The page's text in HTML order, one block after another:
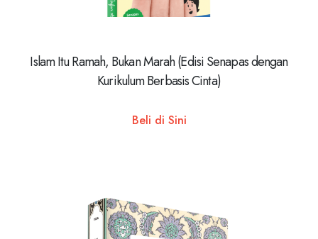
Islam Itu Ramah, Bukan Marah (Edisi Senapas dengan
Kurikulum Berbasis Cinta)
Beli di Sini